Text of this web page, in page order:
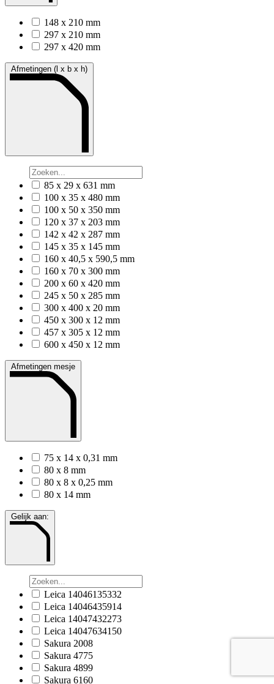
148 x 210 mm
297 x 210 mm
297 x 420 mm
Afmetingen (l x b x h)
85 x 29 x 631 mm
100 x 35 x 480 mm
100 x 50 x 350 mm
120 x 37 x 203 mm
142 x 42 x 287 mm
145 x 35 x 145 mm
160 x 40,5 x 590,5 mm
160 x 70 x 300 mm
200 x 60 x 420 mm
245 x 50 x 285 mm
300 x 400 x 20 mm
450 x 300 x 12 mm
457 x 305 x 12 mm
600 x 450 x 12 mm
Afmetingen mesje
75 x 14 x 0,31 mm
80 x 8 mm
80 x 8 x 0,25 mm
80 x 14 mm
Gelijk aan:
Leica 14046135332
Leica 14046435914
Leica 14047432273
Leica 14047634150
Sakura 2008
Sakura 4775
Sakura 4899
Sakura 6160